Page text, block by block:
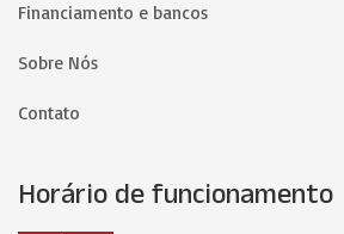
Financiamento e bancos
Sobre Nós
Contato
Horário de funcionamento